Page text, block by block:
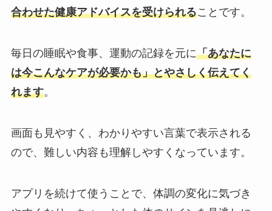
合わせた健康アドバイスを受けられることです。
毎日の睡眠や食事、運動の記録を元に「あなたに
は今こんなケアが必要かも」とやさしく伝えてく
れます。
画面も見やすく、わかりやすい言葉で表示される
ので、難しい内容も理解しやすくなっています。
アプリを続けて使うことで、体調の変化に気づき